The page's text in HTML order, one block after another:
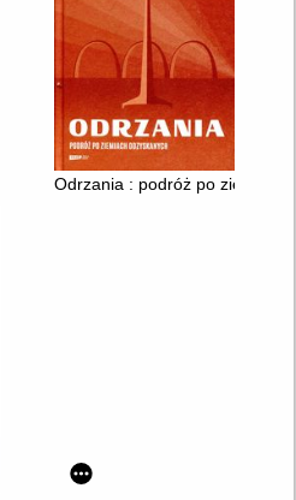
Odrzania : podróż po ziemiach
nad swoim umysłem i pokonaj